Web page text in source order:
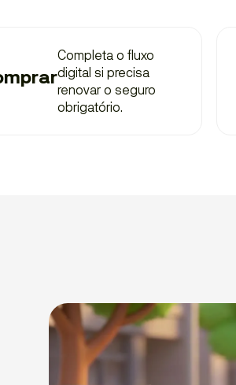
Completa o fluxo
digital si precisa
renovar o seguro
obrigatório.